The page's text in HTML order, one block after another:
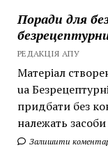
Поради для
РЕДАКЦІЯ АПУ
Матеріал
ua
придбати без
належать засоби
Залишити